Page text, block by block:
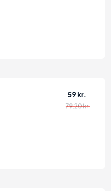
59 kr.
79.20 kr.